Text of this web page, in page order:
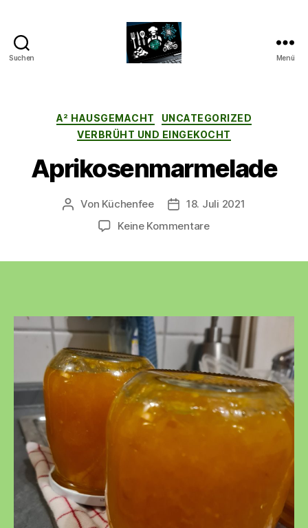
Suchen Menü
Kategorien
A² HAUSGEMACHT
UNCATEGORIZED
VERBRÜHT UND EINGEKOCHT
Aprikosenmarmelade
Beitragsautor
Von Küchenfee Beitragsdatum
18. Juli 2021
Keine Kommentarezu